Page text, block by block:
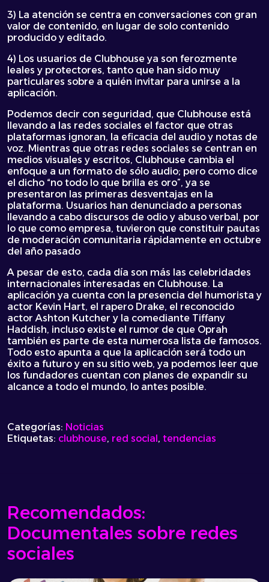
3) La atención se centra en conversaciones con gran
valor de contenido, en lugar de solo contenido
producido y editado.
4) Los usuarios de Clubhouse ya son ferozmente
leales y protectores, tanto que han sido muy
particulares sobre a quién invitar para unirse a la
aplicación.
Podemos decir con seguridad, que Clubhouse está
llevando a las redes sociales el factor que otras
plataformas ignoran, la eficacia del audio y notas de
voz. Mientras que otras redes sociales se centran en
medios visuales y escritos, Clubhouse cambia el
enfoque a un formato de sólo audio; pero como dice
el dicho “no todo lo que brilla es oro”, ya se
presentaron las primeras desventajas en la
plataforma. Usuarios han denunciado a personas
llevando a cabo discursos de odio y abuso verbal, por
lo que como empresa, tuvieron que constituir pautas
de moderación comunitaria rápidamente en octubre
del año pasado
A pesar de esto, cada día son más las celebridades
internacionales interesadas en Clubhouse. La
aplicación ya cuenta con la presencia del humorista y
actor Kevin Hart, el rapero Drake, el reconocido
actor Ashton Kutcher y la comediante Tiffany
Haddish, incluso existe el rumor de que Oprah
también es parte de esta numerosa lista de famosos.
Todo esto apunta a que la aplicación será todo un
éxito a futuro y en su sitio web, ya podemos leer que
los fundadores cuentan con planes de expandir su
alcance a todo el mundo, lo antes posible.
Categorías: Noticias
Etiquetas: clubhouse, red social, tendencias
Recomendados:
Documentales sobre redes
sociales